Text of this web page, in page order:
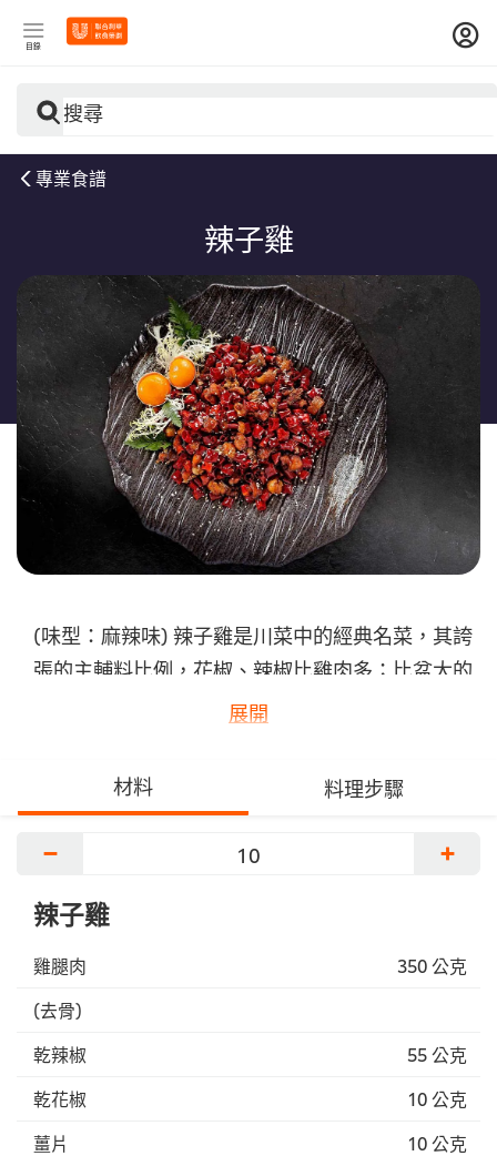
目錄
搜尋
專業食譜
辣子雞
(味型：麻辣味) 辣子雞是川菜中的經典名菜，其誇
張的主輔料比例，花椒、辣椒比雞肉多；比盆大的
盛盤形式；到突出的乾香與麻辣，無一不是讓人震
好使用公雞。想要麻得舒服、辣得愉快，就要選用
子彈頭朝天乾辣椒加上優質南路紅花椒。慢嚼細品
成菜，會發現雞丁滋味不如想像中的那般凶辣，倒
川菜一系列的類似菜品，幾乎都成為火爆一方的流
展開
材料 料理步驟
− +
辣子雞
雞腿肉
350 公克
(去骨)
乾辣椒
55 公克
乾花椒
10 公克
薑片
10 公克